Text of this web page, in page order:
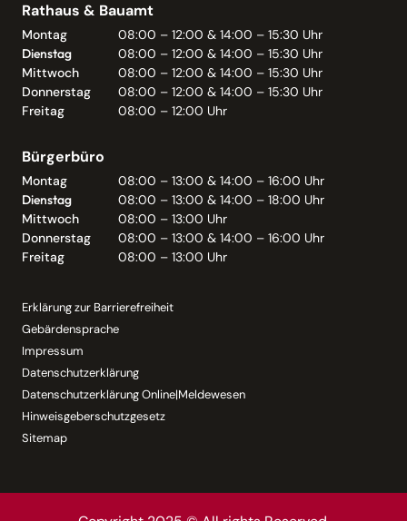
Rathaus & Bauamt
Montag
08:00 – 12:00 & 14:00 – 15:30 Uhr
Dienstag
08:00 – 12:00 & 14:00 – 15:30 Uhr
Mittwoch
08:00 – 12:00 & 14:00 – 15:30 Uhr
Donnerstag
08:00 – 12:00 & 14:00 – 15:30 Uhr
Freitag
08:00 – 12:00 Uhr
Bürgerbüro
Montag
08:00 – 13:00 & 14:00 – 16:00 Uhr
Dienstag
08:00 – 13:00 & 14:00 – 18:00 Uhr
Mittwoch
08:00 – 13:00 Uhr
Donnerstag
08:00 – 13:00 & 14:00 – 16:00 Uhr
Freitag
08:00 – 13:00 Uhr
Erklärung zur Barrierefreiheit
Gebärdensprache
Impressum
Datenschutzerklärung
Datenschutzerklärung Online|Meldewesen
Hinweisgeberschutzgesetz
Sitemap